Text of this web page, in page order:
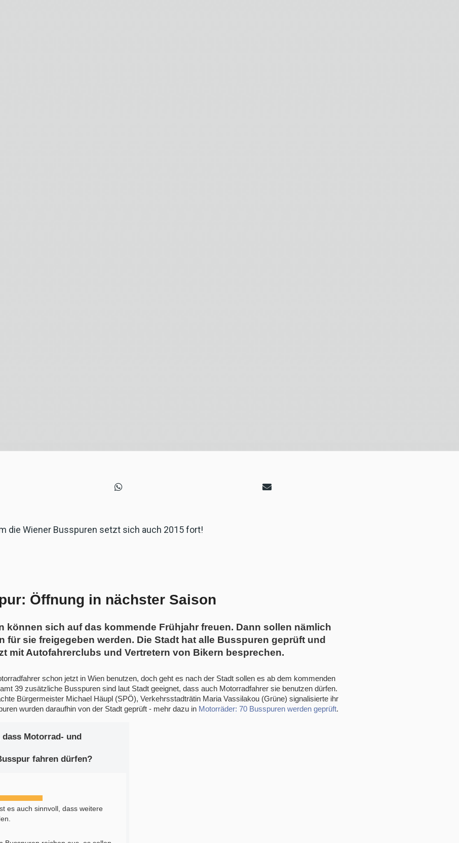
die Wiener Busspuren setzt sich auch 2015 fort!
Öffnung in nächster Saison
können sich auf das kommende Frühjahr freuen. Dann sollen nämlich
für sie freigegeben werden. Die Stadt hat alle Busspuren geprüft und
mit Autofahrerclubs und Vertretern von Bikern besprechen.
schon jetzt in Wien benutzen, doch geht es nach der Stadt sollen es ab dem kommenden
39 zusätzliche Busspuren sind laut Stadt geeignet, dass auch Motorradfahrer sie benutzen dürfen.
Bürgermeister Michael Häupl (SPÖ), Verkehrsstadträtin Maria Vassilakou (Grüne) signalisierte ihr
wurden daraufhin von der Stadt geprüft - mehr dazu in Motorräder: 70 Busspuren werden geprüft.
dass Motorrad- und
fahren dürfen?
es auch sinnvoll, dass weitere